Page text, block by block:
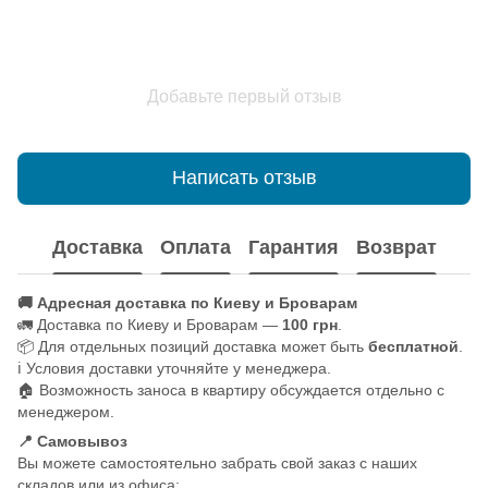
Добавьте первый отзыв
Написать отзыв
Доставка Оплата Гарантия Возврат
🚚 Адресная доставка по Киеву и Броварам
🚛 Доставка по Киеву и Броварам — 100 грн
📦 Для отдельных позиций доставка может быть бесплатной
ℹ️ Условия доставки уточняйте у менеджера.
🏠 Возможность заноса в квартиру обсуждается отдельно с
менеджером.
📍 Самовывоз
Вы можете самостоятельно забрать свой заказ с наших
складов или из офиса: